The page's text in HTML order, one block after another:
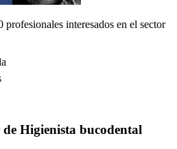
profesionales interesados en el sector
Higienista bucodental